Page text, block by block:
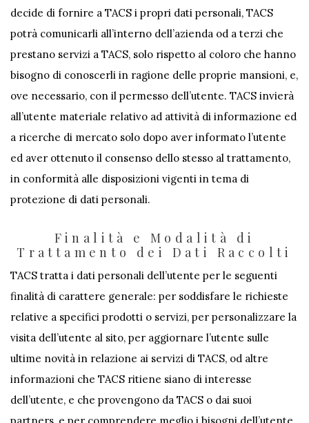
decide di fornire a TACS i propri dati personali, TACS
potrà comunicarli all’interno dell’azienda od a terzi che
prestano servizi a TACS, solo rispetto al coloro che hanno
bisogno di conoscerli in ragione delle proprie mansioni, e,
ove necessario, con il permesso dell’utente. TACS invierà
all’utente materiale relativo ad attività di informazione ed
a ricerche di mercato solo dopo aver informato l’utente
ed aver ottenuto il consenso dello stesso al trattamento,
in conformità alle disposizioni vigenti in tema di
protezione di dati personali.
Finalità e Modalità di
Trattamento dei Dati Raccolti
TACS tratta i dati personali dell’utente per le seguenti
finalità di carattere generale: per soddisfare le richieste
relative a specifici prodotti o servizi, per personalizzare la
visita dell’utente al sito, per aggiornare l’utente sulle
ultime novità in relazione ai servizi di TACS, od altre
informazioni che TACS ritiene siano di interesse
dell’utente, e che provengono da TACS o dai suoi